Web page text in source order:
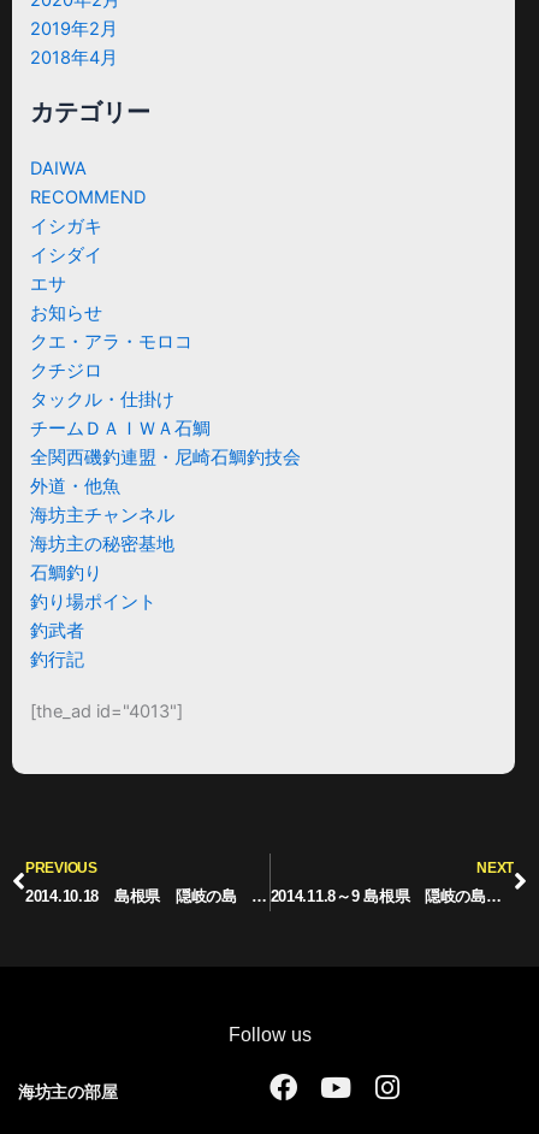
2019年2月
2018年4月
カテゴリー
DAIWA
RECOMMEND
イシガキ
イシダイ
エサ
お知らせ
クエ・アラ・モロコ
クチジロ
タックル・仕掛け
チームＤＡＩＷＡ石鯛
全関西磯釣連盟・尼崎石鯛釣技会
外道・他魚
海坊主チャンネル
海坊主の秘密基地
石鯛釣り
釣り場ポイント
釣武者
釣行記
[the_ad id="4013"]
Prev
PREVIOUS
2014.10.18 島根県 隠岐の島 知夫里 大波加島 クエ釣り
NEXT
2014.11.8～9 島根県 隠岐の島 知夫里 沖の瀬
Follow us
海坊主の部屋
F
Y
I